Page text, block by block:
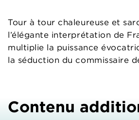
Tour à tour chaleureuse et
l’élégante interprétation de
multiplie la puissance
la séduction du commissaire
Contenu